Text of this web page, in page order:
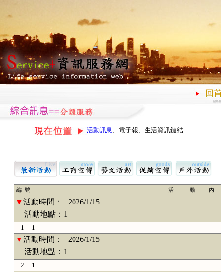
活動訊息、電子報、生活資訊鏈結
編 號 活 動 內
▼活動時間：
2026/1/15
活動地點：1
1 1
▼活動時間：
2026/1/15
活動地點：1
2 1